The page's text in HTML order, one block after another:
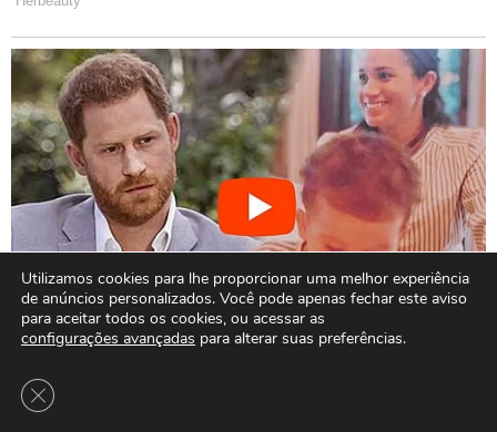
Utilizamos cookies para lhe proporcionar uma melhor experiência
de anúncios personalizados. Você pode apenas fechar este aviso
para aceitar todos os cookies, ou acessar as
configurações avançadas para alterar suas preferências.
Close GDPR Cookie Banner